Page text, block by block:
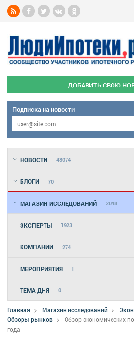
ДОБАВИТЬ СВОЮ
Подписка на новости
НОВОСТИ 48074
БЛОГИ 70
МАГАЗИН ИССЛЕДОВАНИЙ 2048
ЭКСПЕРТЫ 1923
КОМПАНИИ 274
МЕРОПРИЯТИЯ 1
ТЕМА ДНЯ 0
Главная Магазин исследований
Обзоры рынков
Обзор экономических
года